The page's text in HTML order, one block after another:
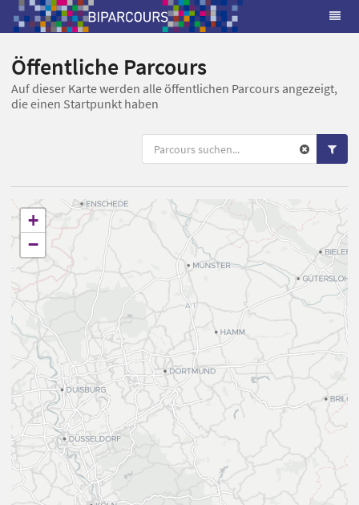
Öffentliche Parcours
Auf dieser Karte werden alle öffentlichen Parcours angezeigt,
die einen Startpunkt haben
+
−